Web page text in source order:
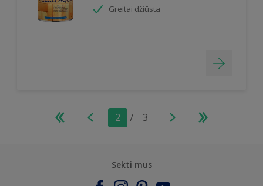
Greitai džiūsta
2 / 3
Sekti mus